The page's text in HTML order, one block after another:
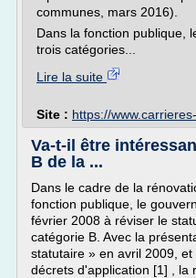
communes, mars 2016).
Dans la fonction publique,
trois catégories...
Lire la suite
Site : https://
Va-t-il être
B de la ...
Dans le cadre de la
fonction publique, le
février 2008 à réviser le
catégorie B. Avec la
statutaire » en avril 2009,
décrets d'application [1] , la